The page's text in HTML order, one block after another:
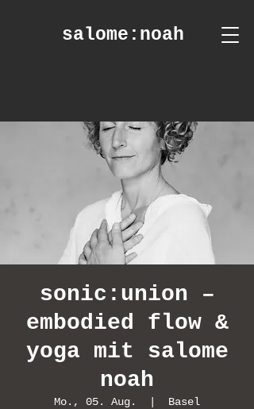
salome :noah
sonic:union –
embodied flow &
yoga mit salome
noah
Mo., 05. Aug. Basel